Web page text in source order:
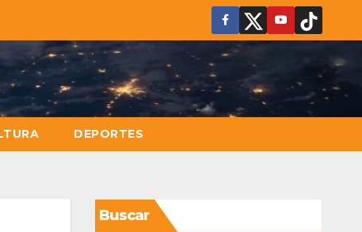
DEPORTES
Buscar